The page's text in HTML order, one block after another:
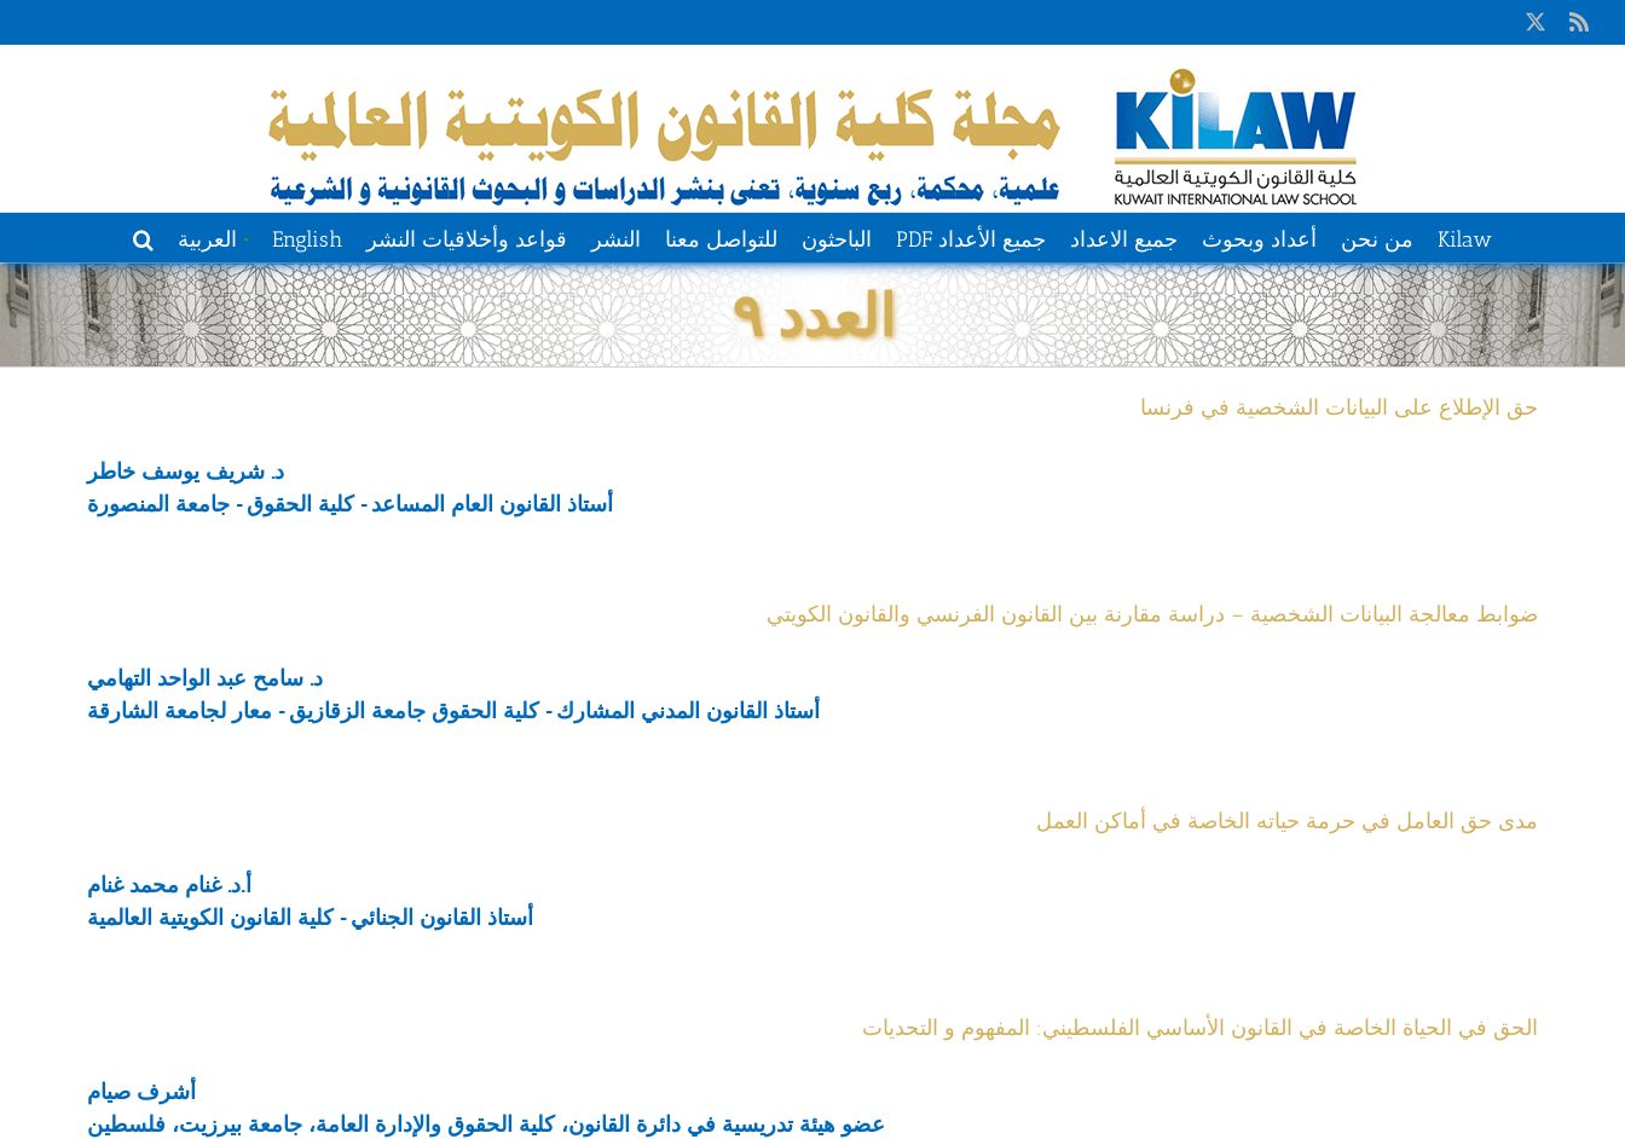
Skip
to
Rss
X
Kilaw من نحن أعداد وبحوث جميع الاعداد جميع الأعداد PDF الباحثون للتواصل معنا النشر قواعد وأخلاقيات النشر English العربية
العدد ٩
حق الإطلاع على البيانات الشخصية في فرنسا
د. شريف يوسف خاطر
أستاذ القانون العام المساعد - كلية الحقوق - جامعة المنصورة
ضوابط معالجة البيانات الشخصية – دراسة مقارنة بين القانون الفرنسي والقانون الكويتي
د. سامح عبد الواحد التهامي
أستاذ القانون المدني المشارك - كلية الحقوق جامعة الزقازيق - معار لجامعة الشارقة
مدى حق العامل في حرمة حياته الخاصة في أماكن العمل
أ.د. غنام محمد غنام
أستاذ القانون الجنائي - كلية القانون الكويتية العالمية
الحق في الحياة الخاصة في القانون الأساسي الفلسطيني: المفهوم و التحديات
أشرف صيام
عضو هيئة تدريسية في دائرة القانون، كلية الحقوق والإدارة العامة، جامعة بيرزيت، فلسطين